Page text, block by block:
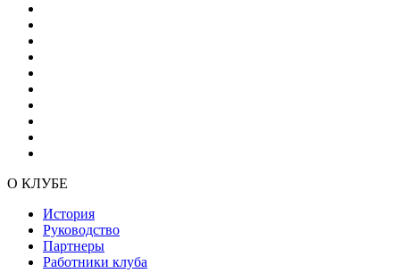
О КЛУБЕ
История
Руководство
Партнеры
Работники клуба